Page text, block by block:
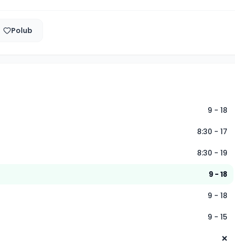
Polub
9 - 18
8:30 - 17
8:30 - 19
9 - 18
9 - 18
9 - 15
❌